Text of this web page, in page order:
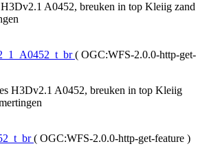
A0452, breuken in top Kleiig zand
( OGC:WFS-2.0.0-http-get-
H3Dv2.1 A0452, breuken in top Kleiig
( OGC:WFS-2.0.0-http-get-feature )